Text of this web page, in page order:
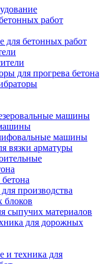
работ
для бетонных работ
для прогрева бетона
машины
машины
вязки арматуры
производства
блоков
сыпучих материалов
для дорожных
и техника для